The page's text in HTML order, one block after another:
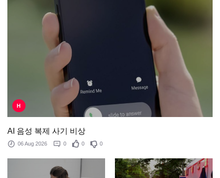
H
AI 음성 복제 사기 비상
06 Aug 2026 0 0 0